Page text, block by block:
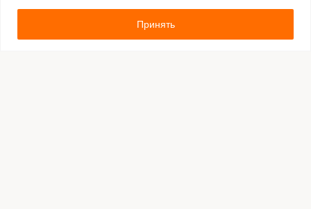
Принять